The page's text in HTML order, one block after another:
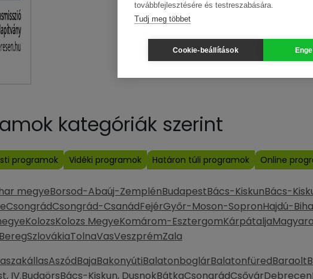
kategóriák szerint
programok Vidéki programok Határon túli programok Online
megyeBorsod-Abaúj-ZemplénBudapestBács-KiskunBács-
CsongrádCsongrád-CsanádFejérGyőr-Moson-SopronHajdú-
KolozsKolozs MegyeKomárom-EsztergomKárpátalja
SzlovákiaTolnaVasVeszprémZala
AszódBajaBakonyútiBalatonboglárBalatonfüredBaraolt
IV.BudaörsBács-Kiskun, DusnokBátkaCsongrádCsővárDebrecen
továbbfejlesztésére és testreszabására.
Tudj meg többet
Cookie-beállítások